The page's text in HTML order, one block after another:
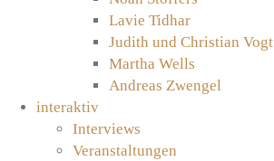
Lavie Tidhar
Judith und Christian Vogt
Martha Wells
Andreas Zwengel
interaktiv
Interviews
Veranstaltungen